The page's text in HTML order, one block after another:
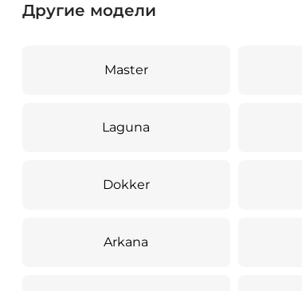
Другие модели
Master
Laguna
Dokker
Arkana